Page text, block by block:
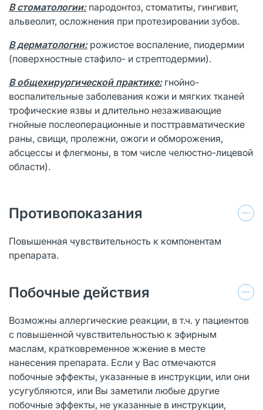
В стоматологии:пародонтоз, стоматиты, гингивит,
альвеолит, осложнения при протезировании зубов.
В дерматологии:рожистое воспаление, пиодермии
(поверхностные стафило- и стрептодермии).
В общехирургической практике:гнойно-
воспалительные заболевания кожи и мягких тканей
трофические язвы и длительно незаживающие
гнойные послеоперационные и посттравматические
раны, свищи, пролежни, ожоги и обморожения,
абсцессы и флегмоны, в том числе челюстно-лицевой
области).
Противопоказания
Повышенная чувствительность к компонентам
препарата.
Побочные действия
Возможны аллергические реакции, в т.ч. у пациентов
с повышенной чувствительностью к эфирным
маслам, кратковременное жжение в месте
нанесения препарата. Если у Вас отмечаются
побочные эффекты, указанные в инструкции, или они
усугубляются, или Вы заметили любые другие
побочные эффекты, не указанные в инструкции,